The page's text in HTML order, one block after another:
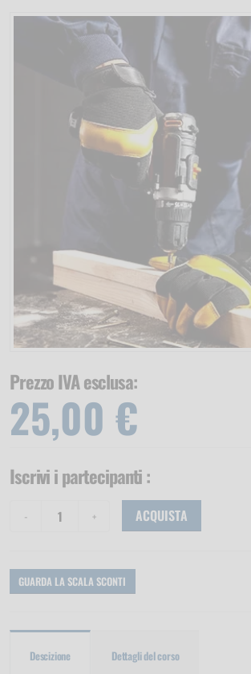
Prezzo IVA esclusa:
25,00 €
Iscrivi i partecipanti:
ACQUISTA
GUARDA LA SCALA SCONTI
Descizione Dettagli del corso